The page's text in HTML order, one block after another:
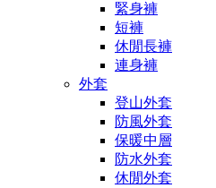
緊身褲
短褲
休閒長褲
連身褲
外套
登山外套
防風外套
保暖中層
防水外套
休閒外套